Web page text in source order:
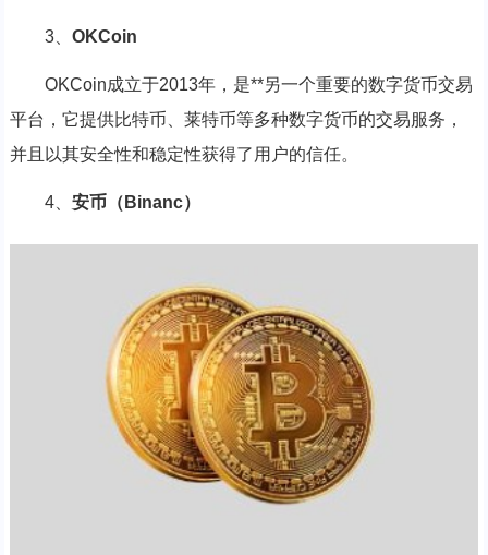
3、 OKCoin
OKCoin成立于2013年，是**另一个重要的数字货币交易
平台，它提供比特币、莱特币等多种数字货币的交易服务，
并且以其安全性和稳定性获得了用户的信任。
4、 安币（Binanc）